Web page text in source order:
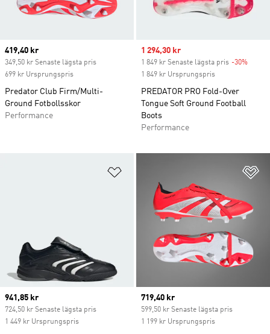
Current price
419,40 kr
349,50 kr Senaste lägsta pris
699 kr Ursprungspris
Predator Club Firm/Multi-
Ground Fotbollsskor
Performance
Sale price
1 294,30 kr
1 849 kr Senaste lägsta pris -30%
1 849 kr Ursprungspris
PREDATOR PRO Fold-Over
Tongue Soft Ground Football
Boots
Performance
Current price
941,85 kr
724,50 kr Senaste lägsta pris
1 449 kr Ursprungspris
Current price
719,40 kr
599,50 kr Senaste lägsta pris
1 199 kr Ursprungspris